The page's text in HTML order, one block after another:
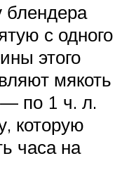
с одного
этого
мякоть
по 1 ч. л.
которую
часа на